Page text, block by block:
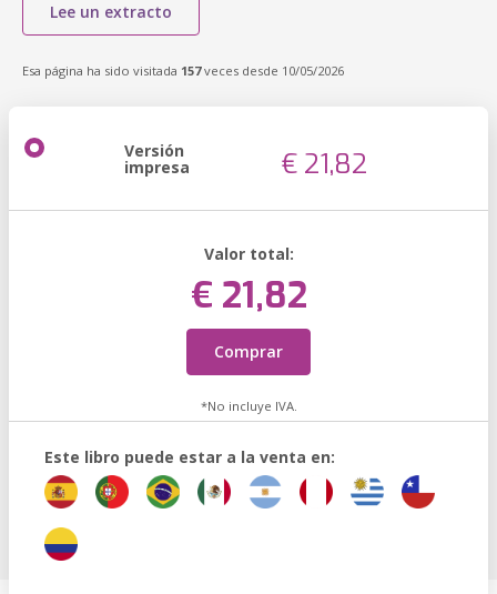
Lee un extracto
Esa página ha sido visitada 157veces desde 10/05/2026
Versión
impresa € 21,82
Valor total:
€ 21,82
Comprar
*No incluye IVA.
Este libro puede estar a la venta en: